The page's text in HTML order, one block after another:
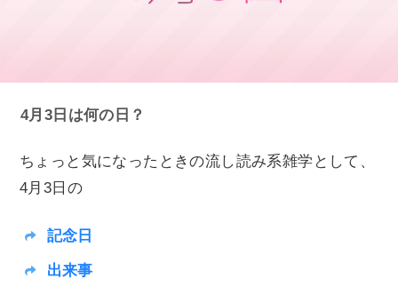
4月3日は何の日？
ちょっと気になったときの流し読み系雑学として、
4月3日の
記念日
出来事